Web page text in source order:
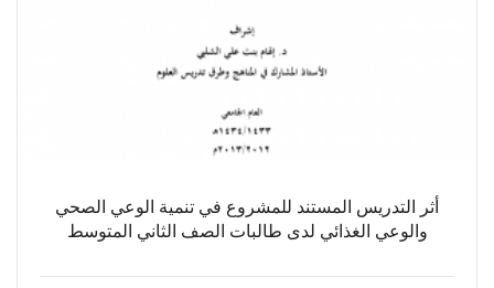
أثر التدريس المستند للمشروع في تنمية الوعي الصحي
والوعي الغذائي لدى طالبات الصف الثاني المتوسط